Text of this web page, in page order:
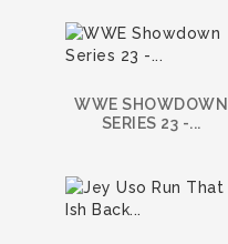
WWE SHOWDOWN
SERIES 23 -...